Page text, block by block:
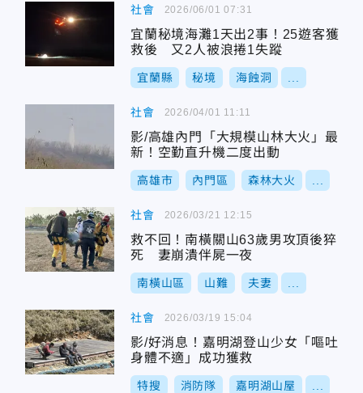
社會
宜蘭秘境海灘1天出2事！25遊客獲
救後 又2人被浪捲1失蹤
宜蘭縣 秘境 海蝕洞
2026/06/01 07:31
社會
影/高雄內門「大規模山林大火」最
新！空勤直升機二度出動
高雄市 內門區 森林大火
2026/04/01 11:11
社會
救不回！南橫關山63歲男攻頂後猝
死 妻崩潰伴屍一夜
南橫山區 山難 夫妻
2026/03/21 12:15
社會
影/好消息！嘉明湖登山少女「嘔吐
身體不適」成功獲救
特搜 消防隊 嘉明湖山屋
2026/03/19 15:04